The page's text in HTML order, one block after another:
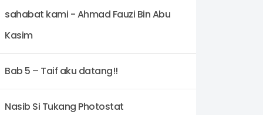
- TERIMA KASIH SEMUA
sahabat kami - Ahmad Fauzi Bin Abu
Kasim
Bab 5 – Taif aku datang!!
Nasib Si Tukang Photostat